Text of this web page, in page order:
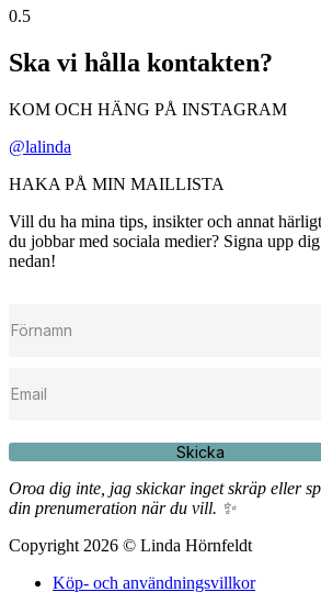
Ska vi hålla kontakten?
KOM OCH HÄNG PÅ INSTAGRAM
@lalinda
HAKA PÅ MIN MAILLISTA
Vill du ha mina tips, insikter och annat
du jobbar med sociala medier? Signa upp
nedan!
Skicka
Oroa dig inte, jag skickar inget skräp eller
din prenumeration när du vill. ✨
Copyright 2026 © Linda Hörnfeldt
Köp- och användningsvillkor